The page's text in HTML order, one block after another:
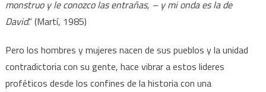
monstruo y le conozco las entrañas, – y mi onda es la de
David.” (Martí, 1985)
Pero los hombres y mujeres nacen de sus pueblos y la unidad
contradictoria con su gente, hace vibrar a estos lideres
proféticos desde los confines de la historia con una